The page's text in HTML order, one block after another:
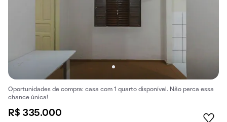
Oportunidades de compra: casa com 1 quarto disponível. Não perca essa
chance única!
R$ 335.000